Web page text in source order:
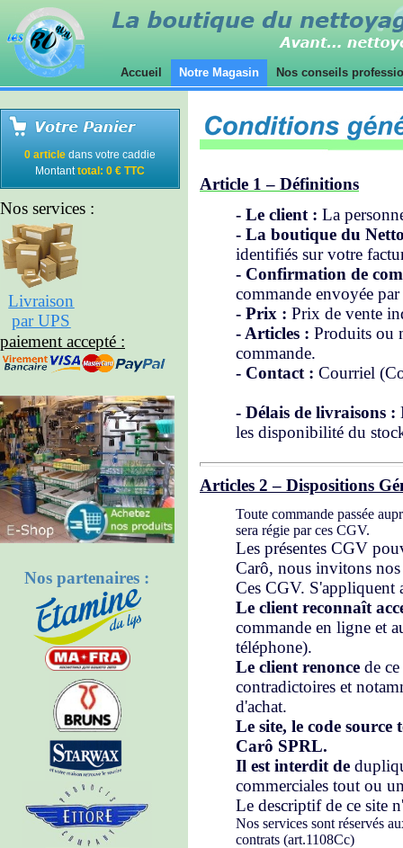
Accueil Notre Magasin Nos conseils
0 article dans votre caddie
Montanttotal: 0 € TTC
Nos services :
Livraison
par UPS
paiement accepté :
Nos partenaires :
Article 1 – Définitions
- Le client : La
- La boutique du
identifiés sur votre
- Confirmation de
commande envoyée
- Prix : Prix de vente
- Articles : Produits ou
commande.
- Contact : Courriel
- Délais de livraisons :
les disponibilité du
Articles 2 – Dispositions
Toute commande passée
sera régie par ces CGV.
Les présentes CGV
Carô, nous invitons nos
Ces CGV. S'appliquent
Le client reconnaît
commande en ligne et
téléphone).
Le client renonce de
contradictoires et
d'achat.
Le site, le code
Carô SPRL.
Il est interdit de
commerciales tout ou
Le descriptif de ce site
Nos services sont réservés
contrats (art.1108Cc)